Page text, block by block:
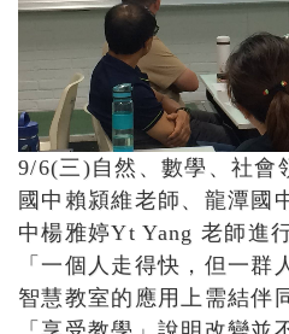
9/6(三)自然、數學、社會
國中賴潁維老師、龍潭國
中楊雅婷Yt Yang 老師進
「一個人走得快，但一群
智慧教室的應用上需結伴